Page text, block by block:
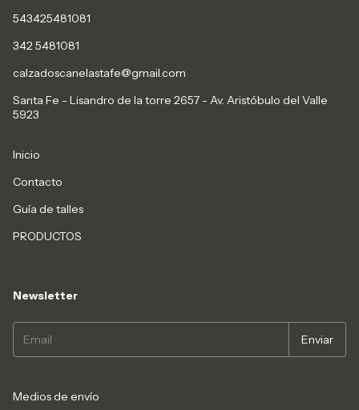
543425481081
342 5481081
calzadoscanelastafe@gmail.com
Santa Fe - Lisandro de la torre 2657 - Av. Aristóbulo del Valle
5923
Inicio
Contacto
Guía de talles
PRODUCTOS
Newsletter
Medios de envío